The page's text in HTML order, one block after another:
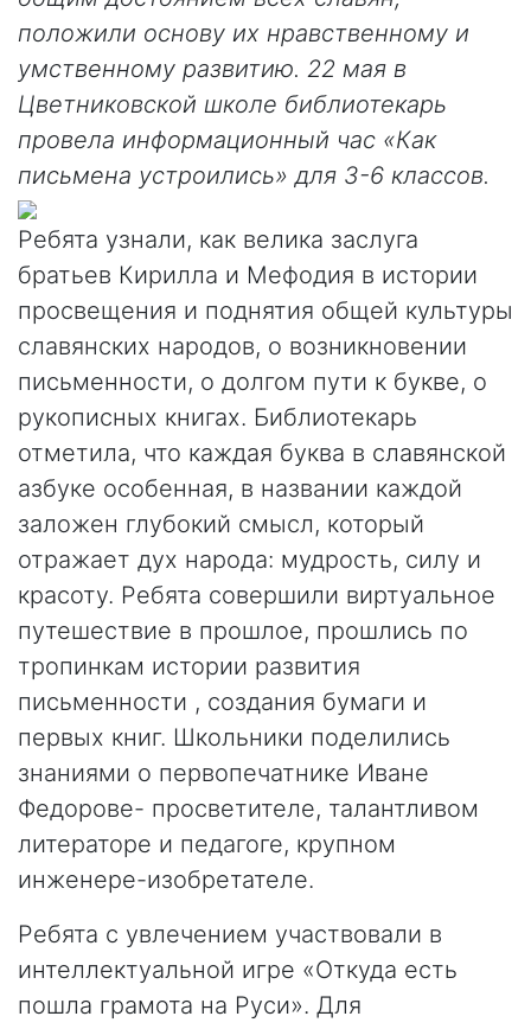
положили основу их нравственному и
умственному развитию. 22 мая в
Цветниковской школе библиотекарь
провела информационный час «Как
письмена устроились» для 3-6 классов.
Ребята узнали, как велика заслуга
братьев Кирилла и Мефодия в истории
просвещения и поднятия общей культуры
славянских народов, о возникновении
письменности, о долгом пути к букве, о
рукописных книгах. Библиотекарь
отметила, что каждая буква в славянской
азбуке особенная, в названии каждой
заложен глубокий смысл, который
отражает дух народа: мудрость, силу и
красоту. Ребята совершили виртуальное
путешествие в прошлое, прошлись по
тропинкам истории развития
письменности , создания бумаги и
первых книг. Школьники поделились
знаниями о первопечатнике Иване
Федорове- просветителе, талантливом
литераторе и педагоге, крупном
инженере-изобретателе.
Ребята с увлечением участвовали в
интеллектуальной игре «Откуда есть
пошла грамота на Руси». Для